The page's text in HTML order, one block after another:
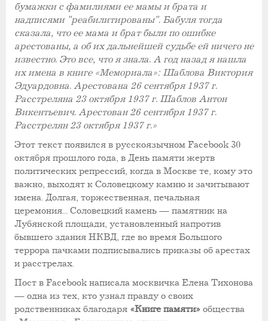
бумажки с фамилиями ее мамы и брата и
надписями "реабилитированы". Бабуля тогда
сказала, что ее мама и брат были по ошибке
арестованы, а об их дальнейшей судьбе ей ничего не
известно. Это все, что я знала. А год назад я нашла
их имена в книге «Мемориала»: Шаблова Виктория
Эдуардовна. Арестована 26 сентября 1937 г.
Расстреляна 23 октября 1937 г. Шаблов Антон
Викентьевич. Арестован 26 сентября 1937 г.
Расстрелян 23 октября 1937 г.»
Этот текст появился в русскоязычном Facebook 30
октября прошлого года, в День памяти жертв
политических репрессий, когда в Москве те, кому это
важно, выходят к Соловецкому камню и зачитывают
имена. Долгая, торжественная, печальная
церемония... Соловецкий камень — памятник на
Лубянской площади, установленный напротив
бывшего здания НКВД, где во время Большого
террора пачками подписывались приказы об арестах
и расстрелах.
Пост в Facebook написала москвичка Елена Тихонова
— одна из тех, кто узнал правду о своих
родственниках благодаря «Книге памяти» общества